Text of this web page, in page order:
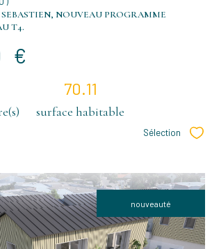
NOUVEAU PROGRAMME
T4.
€
70.11
surface habitable
Sélection
nouveauté